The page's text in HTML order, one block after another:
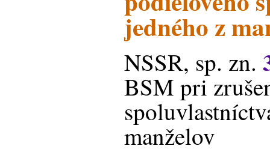
jedného z
NSSR, sp. zn.
BSM pri
manželov